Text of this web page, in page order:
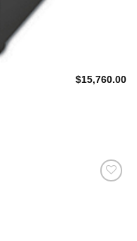
$15,760.00